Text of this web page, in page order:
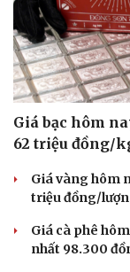
Giá bạc hôm
62 triệu đồng/
Giá vàng hôm
triệu đồng/
Giá cà phê
nhất 98.300